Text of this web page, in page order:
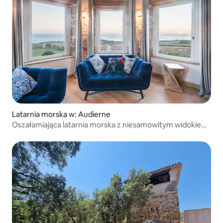
Latarnia morska w: Audierne
Oszałamiająca latarnia morska z niesamowitym widokiem